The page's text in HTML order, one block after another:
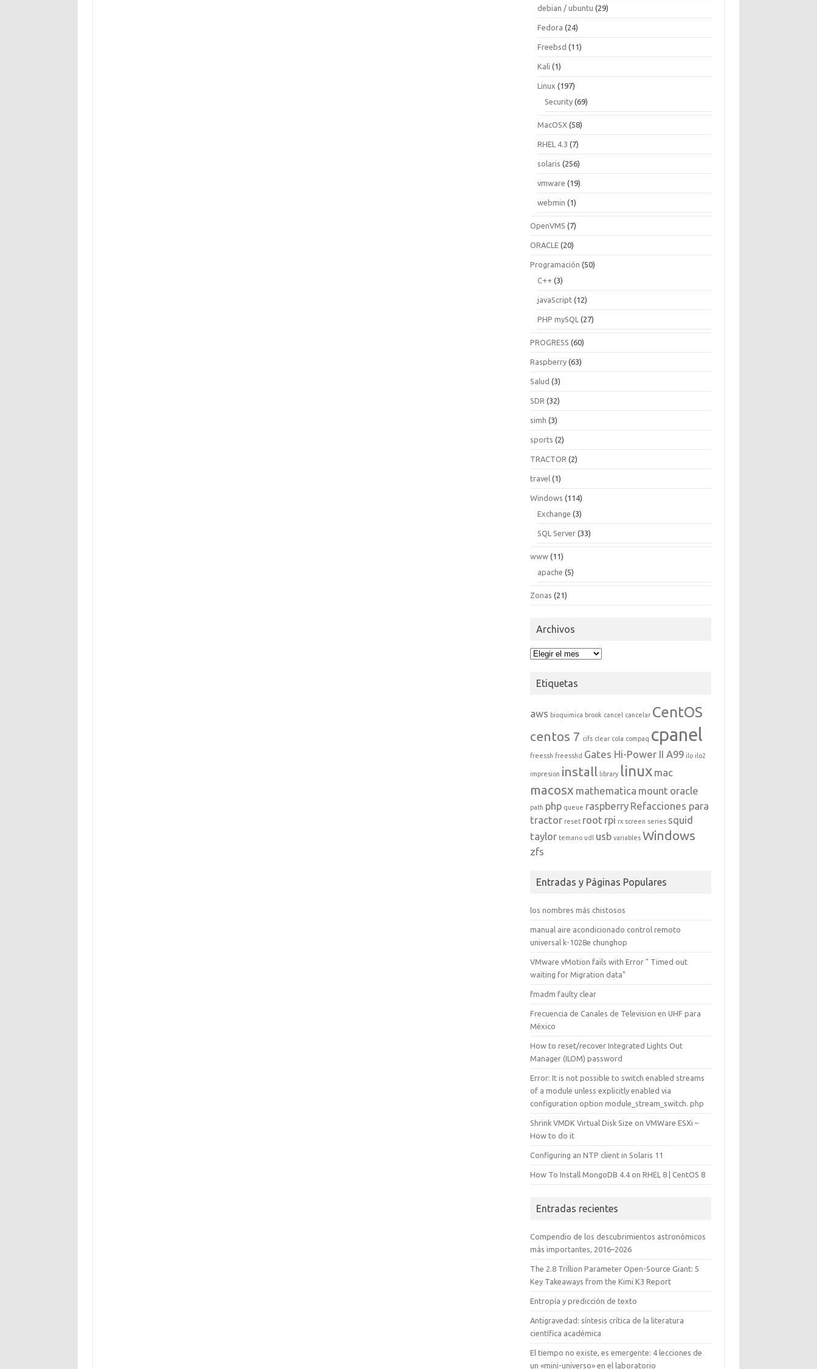
debian / ubuntu (29)
Fedora (24)
Freebsd (11)
Kali (1)
Linux (197)
Security (69)
MacOSX (58)
RHEL 4.3 (7)
solaris (256)
vmware (19)
webmin (1)
OpenVMS (7)
ORACLE (20)
Programación (50)
C++ (3)
javaScript (12)
PHP mySQL (27)
PROGRESS (60)
Raspberry (63)
Salud (3)
SDR (32)
simh (3)
sports (2)
TRACTOR (2)
travel (1)
Windows (114)
Exchange (3)
SQL Server (33)
www (11)
apache (5)
Zonas (21)
Archivos
Archivos
Etiquetas
aws bioquimica brook cancel cancelar CentOS
centos 7 cifs clear cola compaq cpanel
freessh freesshd Gates Hi-Power II A99 ilo ilo2
impresion install library linux mac
macosx mathematica mount oracle
path php queue raspberry Refacciones para
tractor reset root rpi rx screen series squid
taylor temario udl usb variables Windows
zfs
Entradas y Páginas Populares
los nombres más chistosos
manual aire acondicionado control remoto
universal k-1028e chunghop
VMware vMotion fails with Error " Timed out
waiting for Migration data"
fmadm faulty clear
Frecuencia de Canales de Television en UHF para
México
How to reset/recover Integrated Lights Out
Manager (ILOM) password
Error: It is not possible to switch enabled streams
of a module unless explicitly enabled via
configuration option module_stream_switch. php
Shrink VMDK Virtual Disk Size on VMWare ESXi –
How to do it
Configuring an NTP client in Solaris 11
How To Install MongoDB 4.4 on RHEL 8 | CentOS 8
Entradas recientes
Compendio de los descubrimientos astronómicos
más importantes, 2016–2026
The 2.8 Trillion Parameter Open-Source Giant: 5
Key Takeaways from the Kimi K3 Report
Entropía y predicción de texto
Antigravedad: síntesis crítica de la literatura
científica académica
El tiempo no existe, es emergente: 4 lecciones de
un «mini-universo» en el laboratorio